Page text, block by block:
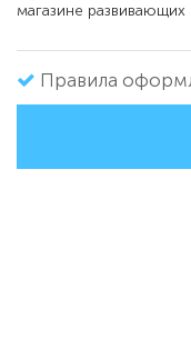
магазине
Правила